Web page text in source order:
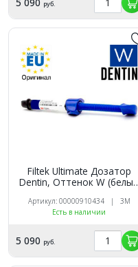
руб.
Filtek Ultimate Дозатор
Dentin, Оттенок W (белый
универсальный
реставрационный
Артикул: 00000910434 | 3M
Есть в наличии
5 090 руб.